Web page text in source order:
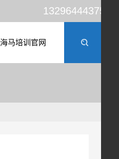
13296444375
海马培训官网